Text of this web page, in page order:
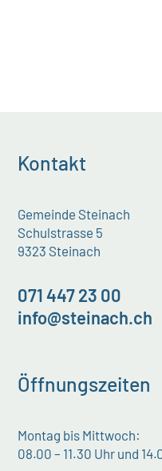
Kontakt
Gemeinde Steinach
Schulstrasse 5
9323 Steinach
071 447 23 00
info@steinach.ch
Öffnungszeiten
Montag bis Mittwoch:
08.00 – 11.30 Uhr und